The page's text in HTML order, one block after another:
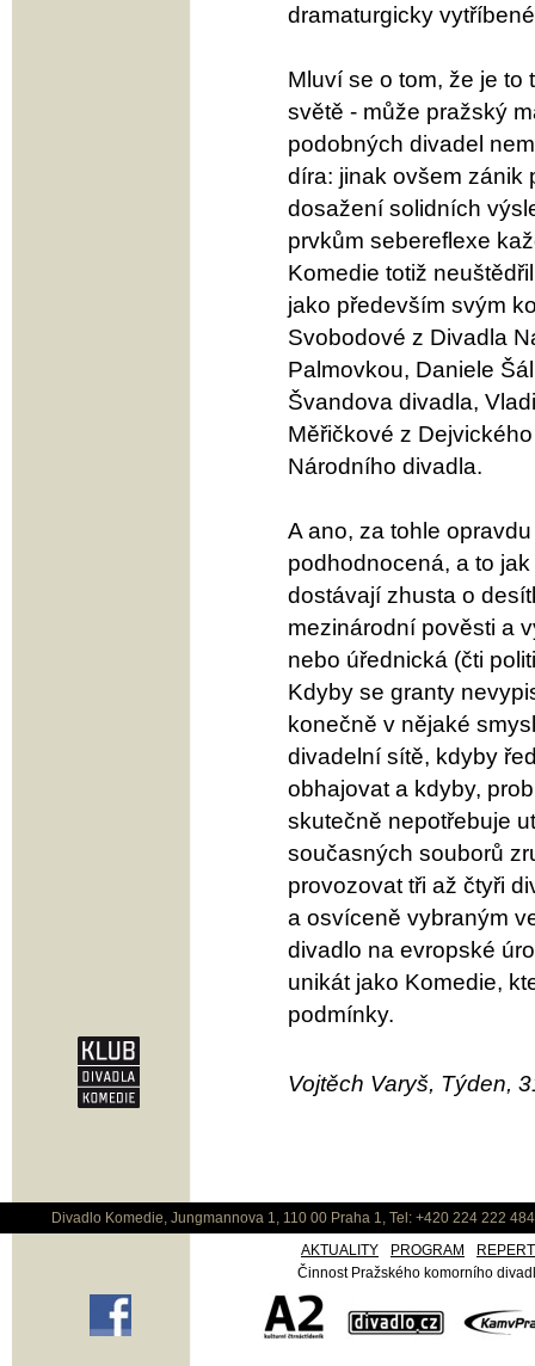
dramaturgicky
Mluví se o tom, že je to
světě - může pražský
podobných divadel
díra: jinak ovšem zánik
dosažení solidních
prvkům sebereflexe
Komedie totiž
jako především svým
Svobodové z Divadla
Palmovkou, Daniele
Švandova divadla,
Měřičkové z
Národního divadla.
A ano, za tohle
podhodnocená, a to
dostávají zhusta o
mezinárodní pověsti a
nebo úřednická (čti
Kdyby se granty
konečně v nějaké
divadelní sítě, kdyby
obhajovat a kdyby,
skutečně nepotřebuje
současných souborů
provozovat tři až čtyři
a osvíceně vybraným
divadlo na evropské
unikát jako Komedie,
podmínky.
Vojtěch Varyš, Týden,
Divadlo Komedie, Jungmannova 1, 110 00 Praha 1, Tel: +420 224 222
AKTUALITY
PROGRAM
Činnost Pražského komorního